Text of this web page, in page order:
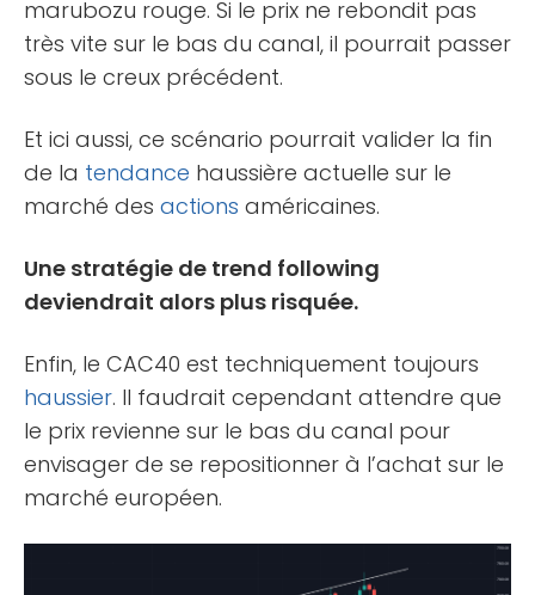
marubozu rouge. Si le prix ne rebondit pas
très vite sur le bas du canal, il pourrait passer
sous le creux précédent.
Et ici aussi, ce scénario pourrait valider la fin
de la tendance haussière actuelle sur le
marché des actions américaines.
Une stratégie de trend following
deviendrait alors plus risquée.
Enfin, le CAC40 est techniquement toujours
haussier. Il faudrait cependant attendre que
le prix revienne sur le bas du canal pour
envisager de se repositionner à l’achat sur le
marché européen.